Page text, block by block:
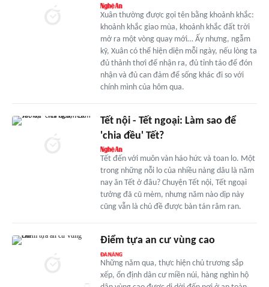
Xuân thường được gọi tên bằng khoảnh khắc:
khoảnh khắc giao mùa, khoảnh khắc đất trời
mở ra một vòng quay mới… Ấy nhưng, ngẫm
kỹ, Xuân có thể hiện diện mỗi ngày, nếu lòng ta
đủ thảnh thơi để nhận ra, đủ tỉnh táo để đón
nhận và đủ can đảm để sống khác đi so với
chính mình của hôm qua.
Tết nội - Tết ngoại: Làm sao để
'chia đều' Tết?
Tết đến với muôn vàn háo hức và toan lo. Một
trong những nỗi lo của nhiều nàng dâu là năm
nay ăn Tết ở đâu? Chuyện Tết nội, Tết ngoại
tưởng đã cũ mèm, nhưng năm nào dịp này
cũng vẫn là chủ đề được bàn tán râm ran.
Điểm tựa an cư vùng cao
Những năm qua, thực hiện chủ trương sắp
xếp, ổn định dân cư miền núi, hàng nghìn hộ